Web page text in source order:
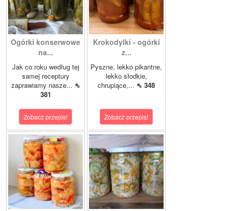
Ogórki konserwowe
na...
Jak co roku według tej
samej receptury
zaprawiamy nasze... ⇖
381
Zobacz przepis!
Krokodylki - ogórki
z...
Pyszne, lekko pikantne,
lekko słodkie,
chrupiące,... ⇖ 348
Zobacz przepis!